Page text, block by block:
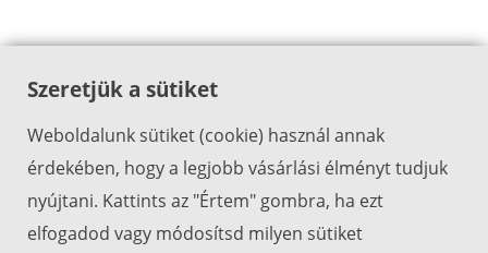
Szeretjük a sütiket
Weboldalunk sütiket (cookie) használ annak
érdekében, hogy a legjobb vásárlási élményt tudjuk
nyújtani. Kattints az "Értem" gombra, ha ezt
elfogadod vagy módosítsd milyen sütiket